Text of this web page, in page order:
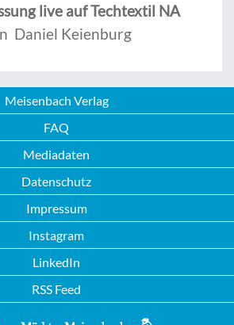
live auf Techtextil NA
Daniel Keienburg
Meisenbach Verlag
FAQ
Mediadaten
Datenschutz
Impressum
Instagram
LinkedIn
RSS Feed